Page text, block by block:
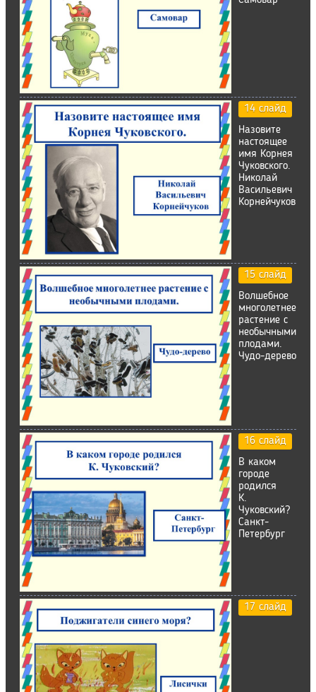
14 слайд
Назовите
настоящее
имя Корнея
Чуковского.
Николай
Васильевич
Корнейчуков
15 слайд
Волшебное
многолетнее
растение с
необычными
плодами.
Чудо-дерево
16 слайд
В каком
городе
родился
К.
Чуковский?
Санкт-
Петербург
17 слайд